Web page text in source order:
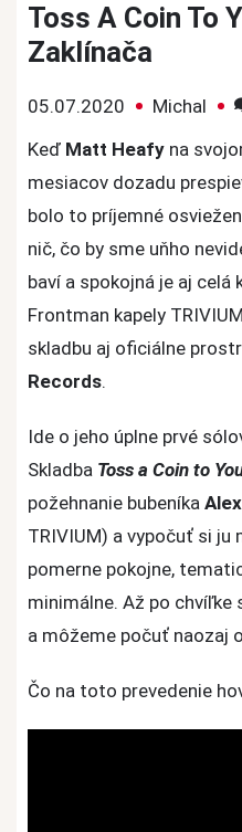
Toss A Coin To
Zaklínača
05.07.2020 Michal
Keď Matt Heafy na
mesiacov dozadu
bolo to príjemné
nič, čo by sme uňho
baví a spokojná je aj celá
Frontman kapely
skladbu aj oficiálne
Records.
Ide o jeho úplne prvé
Skladba Toss a Coin to
požehnanie bubeníka
TRIVIUM) a vypočuť si ju
pomerne pokojne,
minimálne. Až po chvíľke
a môžeme počuť naozaj
Čo na toto prevedenie